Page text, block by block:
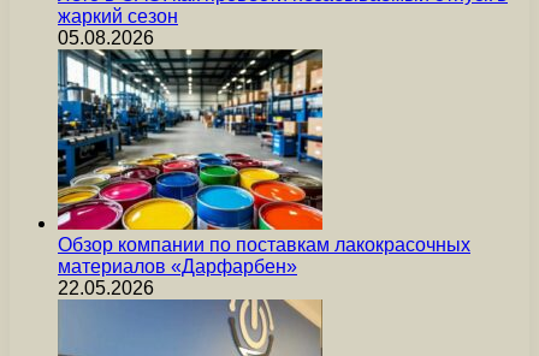
жаркий сезон
05.08.2026
Обзор компании по поставкам лакокрасочных
материалов «Дарфарбен»
22.05.2026